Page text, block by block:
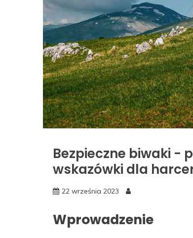
Bezpieczne biwaki -
wskazówki dla
22 września 2023
Wprowadzenie